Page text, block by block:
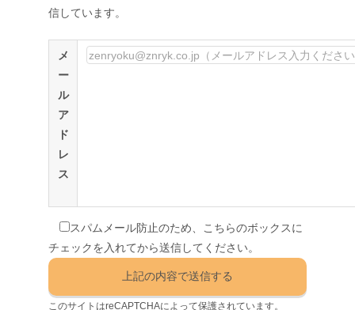
信しています。
メ
ー
ル
ア
ド
レ
ス
スパムメール防止のため、こちらのボックスに
チェックを入れてから送信してください。
このサイトはreCAPTCHAによって保護されています。